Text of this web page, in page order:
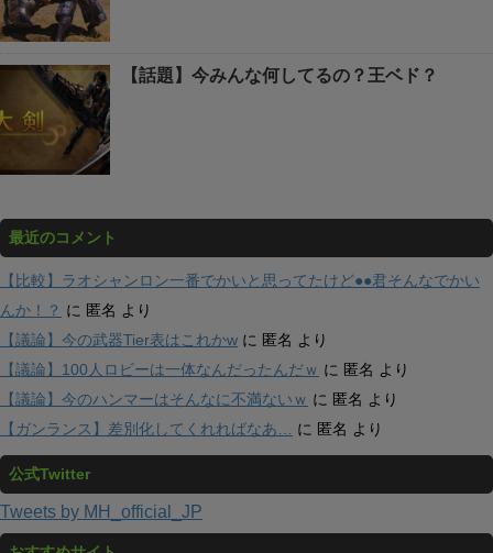
【話題】今みんな何してるの？王ベド？
最近のコメント
【比較】ラオシャンロン一番でかいと思ってたけど●●君そんなでかい
んか！？ に 匿名 より
【議論】今の武器Tier表はこれかw に 匿名 より
【議論】100人ロビーは一体なんだったんだｗ に 匿名 より
【議論】今のハンマーはそんなに不満ないｗ に 匿名 より
【ガンランス】差別化してくれればなあ…
に 匿名 より
公式Twitter
Tweets by MH_official_JP